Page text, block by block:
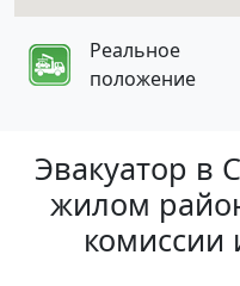
Реальное
положение
Эвакуатор в
жилом
комиссии